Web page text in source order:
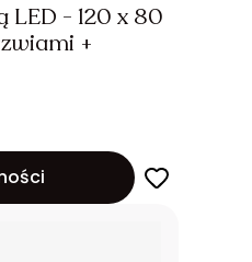
LED - 120 x 80
+